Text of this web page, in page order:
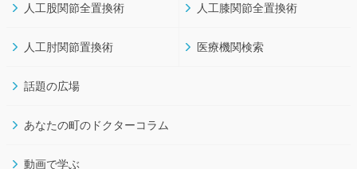
人工股関節全置換術 人工膝関節全置換術
人工肘関節置換術 医療機関検索
話題の広場
あなたの町のドクターコラム
動画で学ぶ